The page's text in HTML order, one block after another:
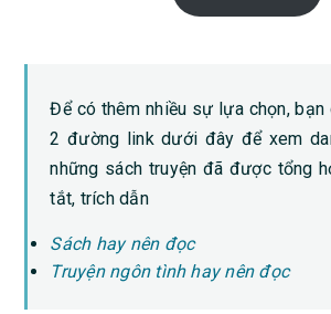
Để có thêm nhiều sự lựa chọn, bạn
2 đường link dưới đây để xem
những sách truyện đã được tổng
tắt, trích dẫn
Sách hay nên đọc
Truyện ngôn tình hay nên đọc